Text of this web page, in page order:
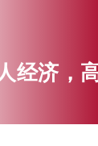
经济，